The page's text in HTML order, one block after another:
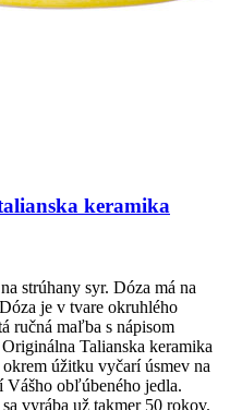
keramika
strúhany syr. Dóza má na
je v tvare okruhlého
ručná maľba s nápisom
Talianska keramika
úžitku vyčarí úsmev na
Vášho obľúbeného jedla.
vyrába už takmer 50 rokov.